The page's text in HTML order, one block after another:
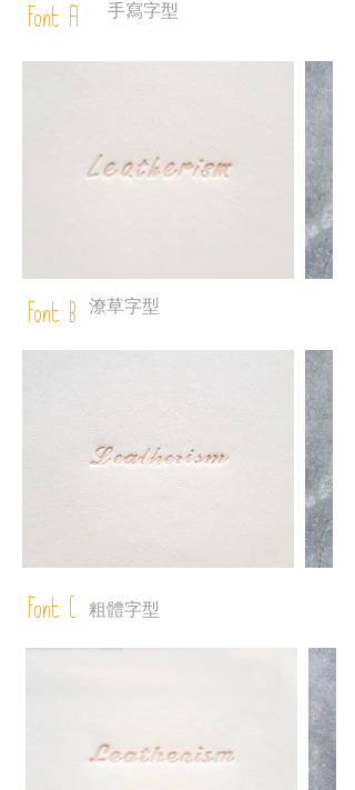
Font A 手寫字型
Font B 潦草字型
Font C 粗體字型